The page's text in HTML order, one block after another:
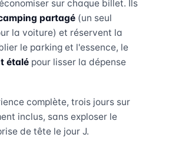
sur chaque billet. Ils
partagé (un seul
la voiture) et réservent la
le parking et l'essence, le
étalé pour lisser la dépense
complète, trois jours sur
inclus, sans exploser le
de tête le jour J.